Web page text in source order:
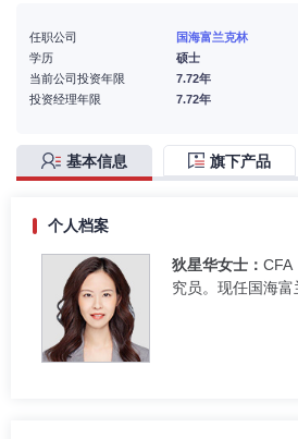
任职公司
国海富兰克林
学历
硕士
当前公司投资年限
7.72年
投资经理年限
7.72年
基本信息 旗下产品
个人档案
狄星华女士： CFA
究员。现任国海